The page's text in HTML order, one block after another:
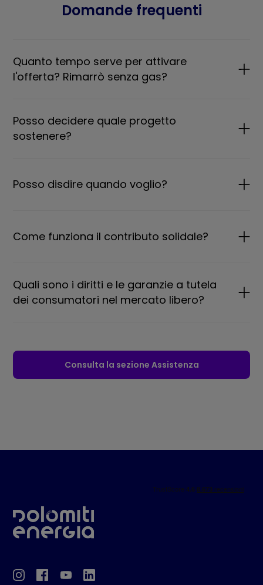
Domande frequenti
Quanto tempo serve per attivare
l'offerta? Rimarrò senza gas?
Posso decidere quale progetto
sostenere?
Posso disdire quando voglio?
Come funziona il contributo solidale?
Quali sono i diritti e le garanzie a tutela
dei consumatori nel mercato libero?
Consulta la sezione Assistenza